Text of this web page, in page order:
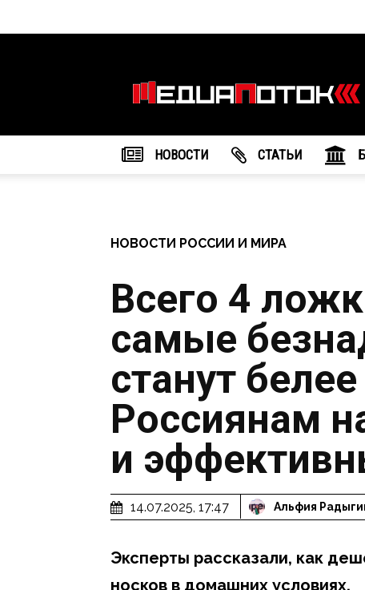
агентство
"МедиаПоток"
НОВОСТИ CТАТЬИ
НОВОСТИ РОССИИ И МИРА
Всего 4
самые
станут
Россиянам
и
14.07.2025, 17:47 Альфия
Эксперты рассказали, как
носков в домашних условиях.